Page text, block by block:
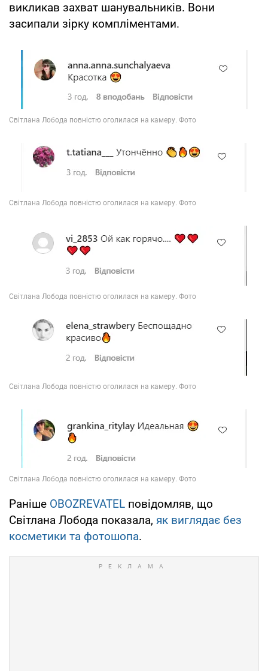
викликав захват шанувальників. Вони
засипали зірку компліментами.
Раніше OBOZREVATEL повідомляв, що
Світлана Лобода показала, як виглядає без
косметики та фотошопа.